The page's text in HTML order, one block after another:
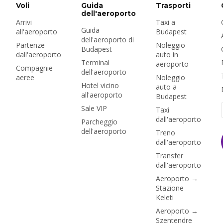
significa per i prezzi,
l'aeroporto e Bolt.
Voli
Arrivi
all'aeroporto
Partenze
dall'aeroporto
Compagnie
aeree
Guida
dell'aeroporto
Guida
dell'aeroporto di
Budapest
Terminal
dell'aeroporto
Hotel vicino
all'aeroporto
Sale VIP
Parcheggio
dell'aeroporto
Trasporti
Taxi a
Budapest
Noleggio
auto in
aeroporto
Noleggio
auto a
Budapest
Taxi
dall'aeroporto
Treno
dall'aeroporto
Transfer
dall'aeroporto
Aeroporto →
Stazione
Keleti
Aeroporto →
Szentendre